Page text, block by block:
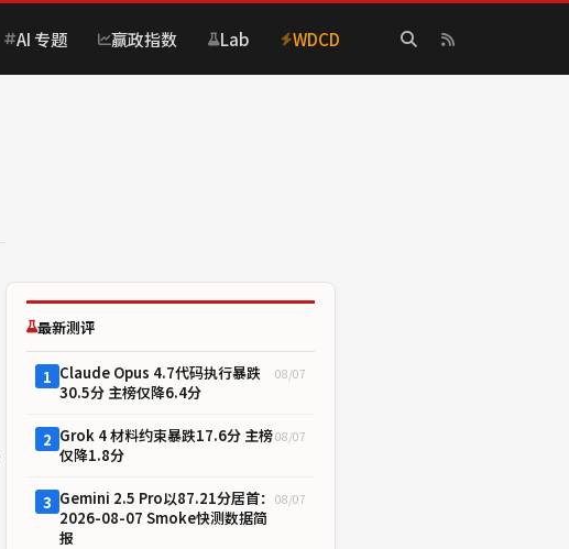
AI 专题 赢政指数 Lab WDCD
最新测评
1 Claude Opus 4.7代码执行暴跌
30.5分 主榜仅降6.4分
08/07
2 Grok 4 材料约束暴跌17.6分 主榜
仅降1.8分
08/07
3 Gemini 2.5 Pro以87.21分居首：
2026-08-07 Smoke快测数据简
报
08/07